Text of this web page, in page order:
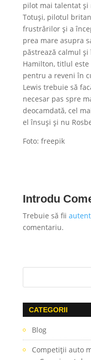
pilot mai talentat și
Totuși, pilotul
frustrărilor și a
prea mare asupra
păstrează calmul
Hamilton, titlul
pentru a reveni în
Lewis trebuie să
necesar pas spre
deocamdată, cel
el însuși și nu
Foto: freepik
Introdu
Trebuie să fii
comentariu.
CATEGORII
Blog
Competiţii auto